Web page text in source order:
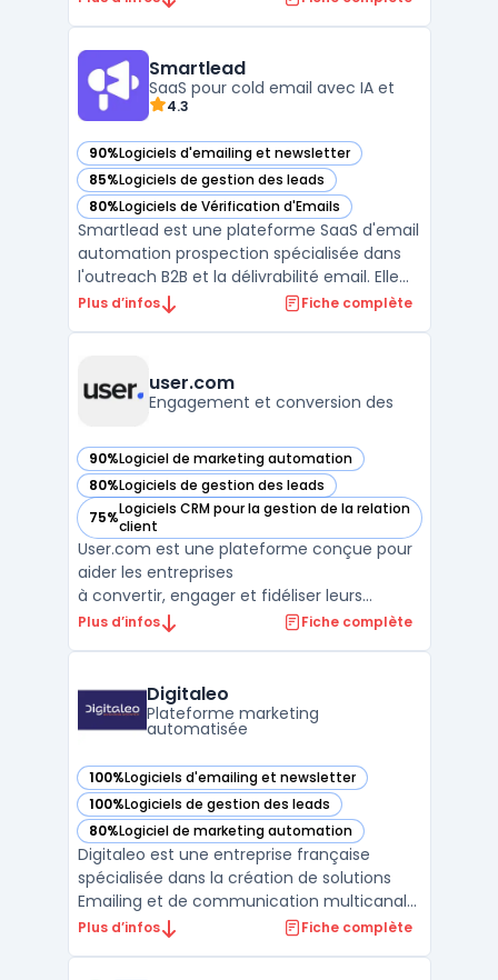
intégrés, Dotdigital offre une solution de
marketing to ...
Smartlead
SaaS pour cold email avec IA et
4.3
90%Logiciels d'emailing et newsletter
— voir Smartlead dans cette catégorie
85%Logiciels de gestion des leads
— voir Smartlead dans cette catégorie
80%Logiciels de Vérification d'Emails
— voir Smartlead dans cette catégorie
Smartlead est une plateforme SaaS d'email
automation prospection spécialisée dans
l'outreach B2B et la délivrabilité email. Elle
centralise la gestion des comptes email
Plus d’infos Fiche complète
user.com
Engagement et conversion des
90%Logiciel de marketing automation
— voir user.com dans cette catégorie
80%Logiciels de gestion des leads
— voir user.com dans cette catégorie
75%Logiciels CRM pour la gestion de la relation
client
— voir user.com dans cette catégorie
User.com est une plateforme conçue pour
aider les entreprises
à convertir, engager et fidéliser leurs
utilisateurs. Grâce à une
le bon canal au bon utilisateur, au moment
opportun. User.com offre une
meilleure compréhension ...
Plus d’infos Fiche complète
Digitaleo
Plateforme marketing
automatisée
100%Logiciels d'emailing et newsletter
— voir Digitaleo dans cette catégorie
100%Logiciels de gestion des leads
— voir Digitaleo dans cette catégorie
80%Logiciel de marketing automation
— voir Digitaleo dans cette catégorie
Digitaleo est une entreprise française
spécialisée dans la création de solutions
Emailing et de communication multicanale.
Fondée en 2004, la société se situe à
Plus d’infos Fiche complète